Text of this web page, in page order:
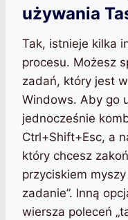
używania
Tak, istnieje kilka
procesu. Możesz
zadań, który jest
Windows. Aby go
jednocześnie
Ctrl+Shift+Esc, a
który chcesz
przyciskiem
zadanie”. Inną
wiersza poleceń